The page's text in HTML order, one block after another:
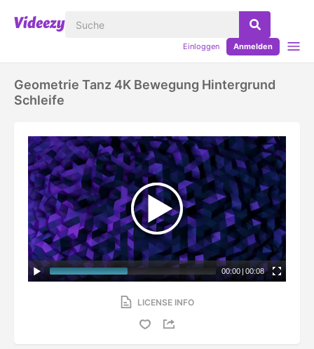
Einloggen Anmelden
Geometrie Tanz 4K Bewegung Hintergrund
Schleife
00:00 | 00:08
LICENSE INFO